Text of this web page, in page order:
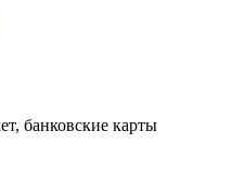
банковские карты